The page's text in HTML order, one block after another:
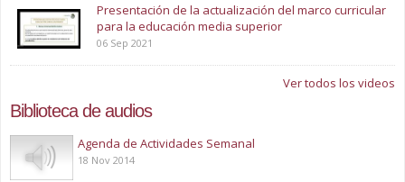
Presentación de la actualización del marco curricular
para la educación media superior
06 Sep 2021
Ver todos los videos
Biblioteca de audios
Play
Agenda de Actividades Semanal
18 Nov 2014